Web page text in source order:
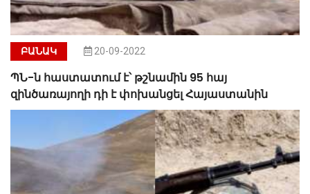
ԲԱՆԱԿ 20-09-2022
ՊՆ-ն հաստատում է՝ թշնամին 95 հայ
զինծառայողի դի է փոխանցել Հայաստանին